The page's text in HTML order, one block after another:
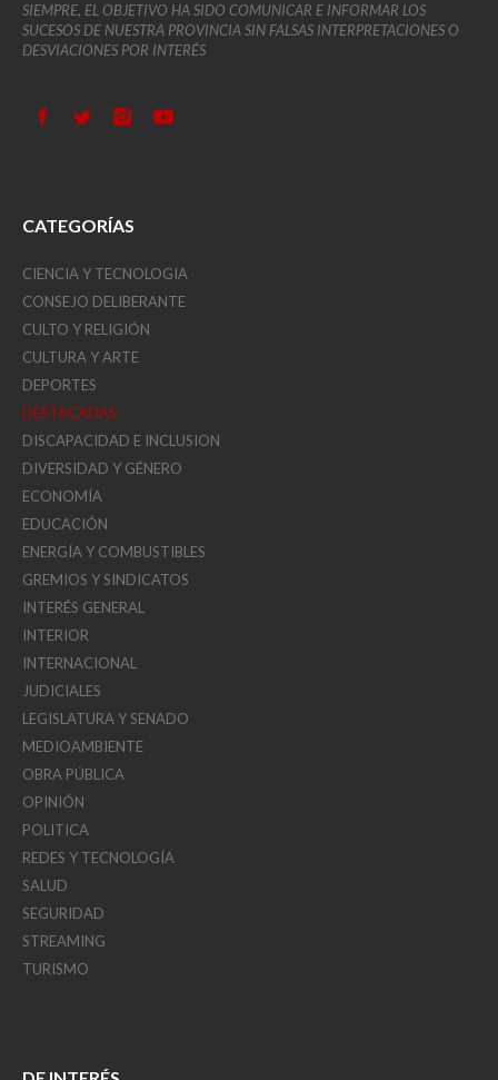
SIEMPRE, EL OBJETIVO HA SIDO COMUNICAR E INFORMAR LOS
SUCESOS DE NUESTRA PROVINCIA SIN FALSAS INTERPRETACIONES O
DESVIACIONES POR INTERÉS
CATEGORÍAS
CIENCIA Y TECNOLOGIA
CONSEJO DELIBERANTE
CULTO Y RELIGIÓN
CULTURA Y ARTE
DEPORTES
DESTACADAS
DISCAPACIDAD E INCLUSION
DIVERSIDAD Y GÉNERO
ECONOMÍA
EDUCACIÓN
ENERGÍA Y COMBUSTIBLES
GREMIOS Y SINDICATOS
INTERÉS GENERAL
INTERIOR
INTERNACIONAL
JUDICIALES
LEGISLATURA Y SENADO
MEDIOAMBIENTE
OBRA PÚBLICA
OPINIÓN
POLITICA
REDES Y TECNOLOGÍA
SALUD
SEGURIDAD
STREAMING
TURISMO